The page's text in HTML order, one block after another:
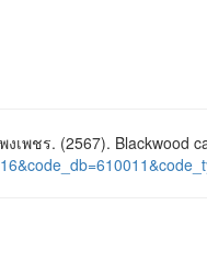
พชร. (2567). Blackwood